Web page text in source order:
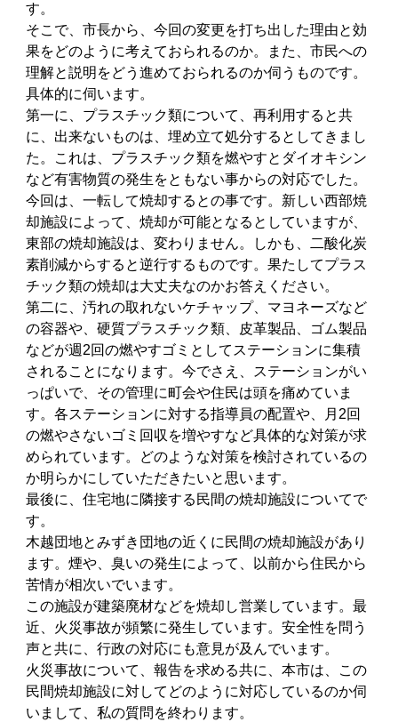
す。
そこで、市長から、今回の変更を打ち出した理由と効
果をどのように考えておられるのか。また、市民への
理解と説明をどう進めておられるのか伺うものです。
具体的に伺います。
第一に、プラスチック類について、再利用すると共
に、出来ないものは、埋め立て処分するとしてきまし
た。これは、プラスチック類を燃やすとダイオキシン
など有害物質の発生をともない事からの対応でした。
今回は、一転して焼却するとの事です。新しい西部焼
却施設によって、焼却が可能となるとしていますが、
東部の焼却施設は、変わりません。しかも、二酸化炭
素削減からすると逆行するものです。果たしてプラス
チック類の焼却は大丈夫なのかお答えください。
第二に、汚れの取れないケチャップ、マヨネーズなど
の容器や、硬質プラスチック類、皮革製品、ゴム製品
などが週2回の燃やすゴミとしてステーションに集積
されることになります。今でさえ、ステーションがい
っぱいで、その管理に町会や住民は頭を痛めていま
す。各ステーションに対する指導員の配置や、月2回
の燃やさないゴミ回収を増やすなど具体的な対策が求
められています。どのような対策を検討されているの
か明らかにしていただきたいと思います。
最後に、住宅地に隣接する民間の焼却施設についてで
す。
木越団地とみずき団地の近くに民間の焼却施設があり
ます。煙や、臭いの発生によって、以前から住民から
苦情が相次いでいます。
この施設が建築廃材などを焼却し営業しています。最
近、火災事故が頻繁に発生しています。安全性を問う
声と共に、行政の対応にも意見が及んでいます。
火災事故について、報告を求める共に、本市は、この
民間焼却施設に対してどのように対応しているのか伺
いまして、私の質問を終わります。